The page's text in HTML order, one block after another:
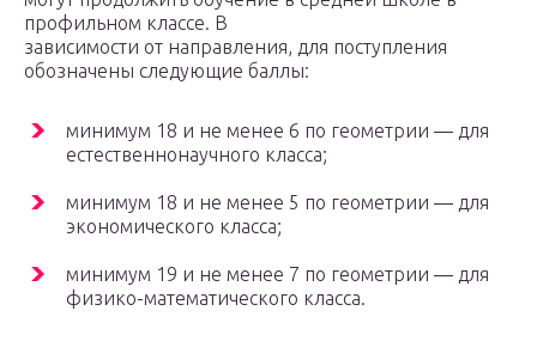
профильном классе. В
зависимости от направления, для поступления
обозначены следующие баллы:
минимум 18 и не менее 6 по геометрии — для
естественнонаучного класса;
минимум 18 и не менее 5 по геометрии — для
экономического класса;
минимум 19 и не менее 7 по геометрии — для
физико-математического класса.